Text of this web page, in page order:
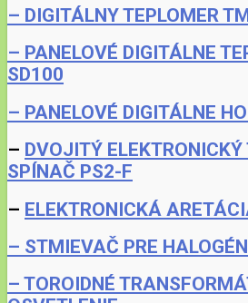
– DIGITÁLNY TEPLOMER
– PANELOVÉ DIGITÁLNE
SD100
– PANELOVÉ DIGITÁLNE
– DVOJITÝ
SPÍNAČ PS2-F
– ELEKTRONICKÁ
– STMIEVAČ PRE
– TOROIDNÉ